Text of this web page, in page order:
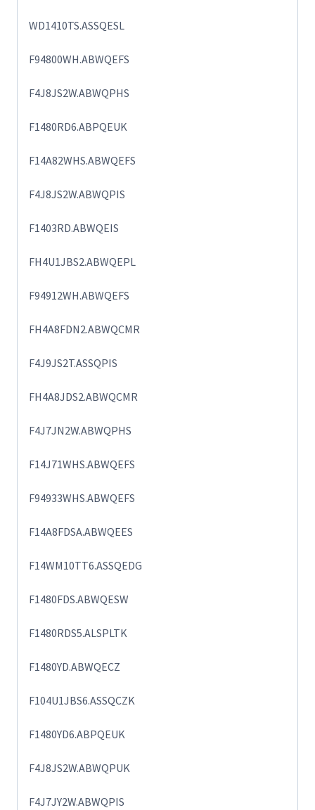
WD1410TS.ASSQESL
F94800WH.ABWQEFS
F4J8JS2W.ABWQPHS
F1480RD6.ABPQEUK
F14A82WHS.ABWQEFS
F4J8JS2W.ABWQPIS
F1403RD.ABWQEIS
FH4U1JBS2.ABWQEPL
F94912WH.ABWQEFS
FH4A8FDN2.ABWQCMR
F4J9JS2T.ASSQPIS
FH4A8JDS2.ABWQCMR
F4J7JN2W.ABWQPHS
F14J71WHS.ABWQEFS
F94933WHS.ABWQEFS
F14A8FDSA.ABWQEES
F14WM10TT6.ASSQEDG
F1480FDS.ABWQESW
F1480RDS5.ALSPLTK
F1480YD.ABWQECZ
F104U1JBS6.ASSQCZK
F1480YD6.ABPQEUK
F4J8JS2W.ABWQPUK
F4J7JY2W.ABWQPIS